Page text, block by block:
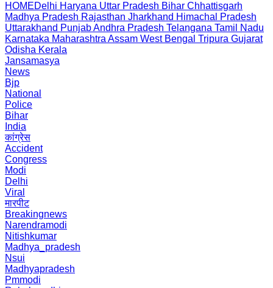
HOMEDelhi Haryana Uttar Pradesh Bihar Chhattisgarh
Madhya Pradesh Rajasthan Jharkhand Himachal Pradesh
Uttarakhand PunjabAndhra Pradesh Telangana Tamil Nadu
Karnataka Maharashtra Assam West Bengal Tripura Gujarat
Odisha Kerala
Jansamasya
News
Bjp
National
Police
Bihar
India
कांग्रेस
Accident
Congress
Modi
Delhi
Viral
मारपीट
Breakingnews
Narendramodi
Nitishkumar
Madhya_pradesh
Nsui
Madhyapradesh
Pmmodi